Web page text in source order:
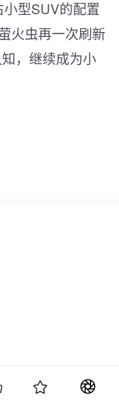
型SUV的配置
火虫再一次刷新
，继续成为小
